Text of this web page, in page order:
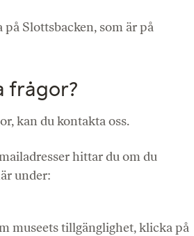
Slottsbacken, som är på
frågor?
kan du kontakta oss.
hittar du om du
under:
museets tillgänglighet, klicka på